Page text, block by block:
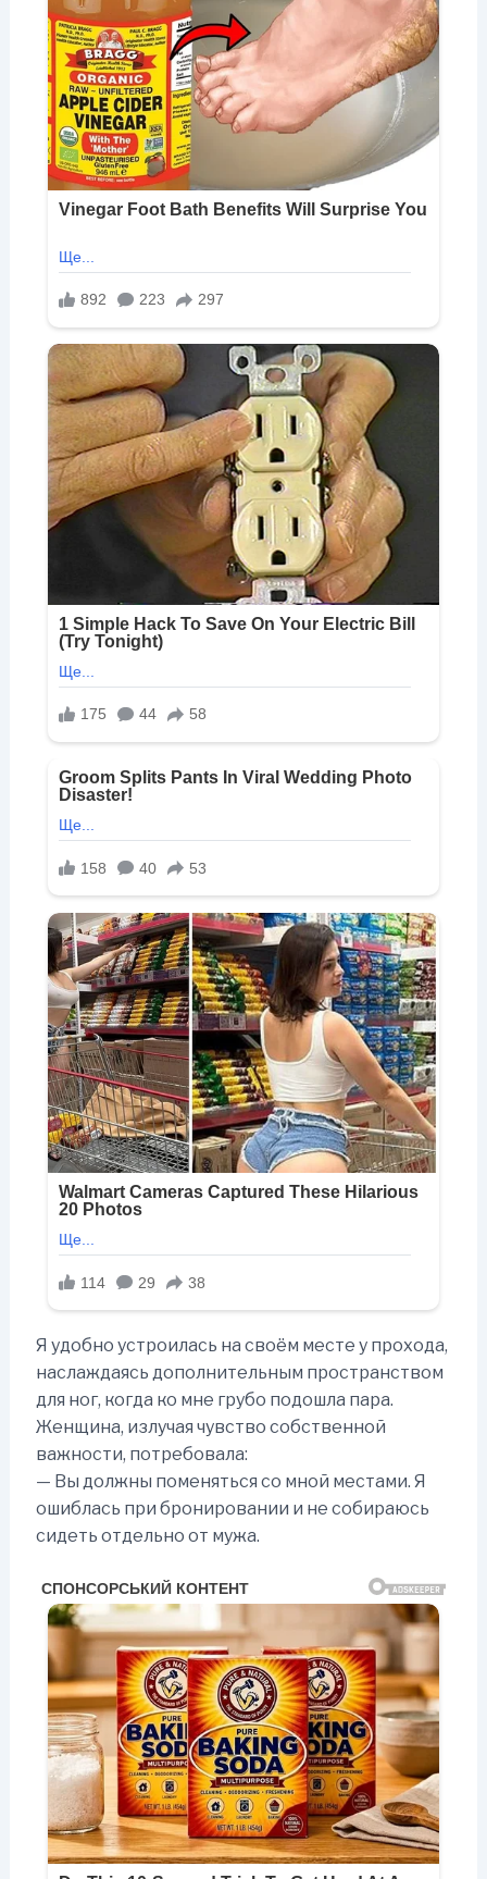
Я удобно устроилась на своём месте у прохода,
наслаждаясь дополнительным пространством
для ног, когда ко мне грубо подошла пара.
Женщина, излучая чувство собственной
важности, потребовала:
— Вы должны поменяться со мной местами. Я
ошиблась при бронировании и не собираюсь
сидеть отдельно от мужа.